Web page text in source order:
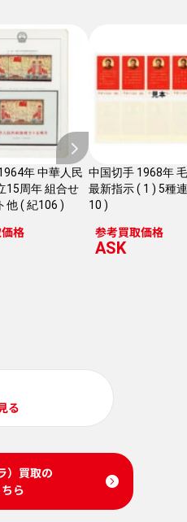
年 中華人民
15周年 組合せ
他 ( 紀106 )
格
中国切手 1968年
最新指示 ( 1 ) 5種
10 )
参考買取価格
ASK
る
）買取の
ら